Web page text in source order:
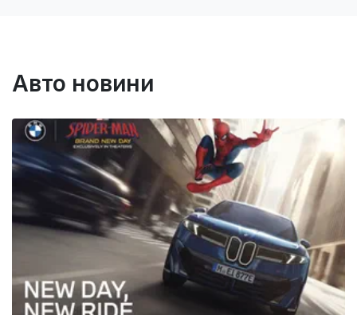
Авто новини